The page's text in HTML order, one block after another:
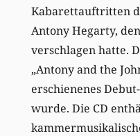
Kabarettauftritten
Antony Hegarty,
verschlagen hatte.
„Antony and the
erschienenes
wurde. Die CD